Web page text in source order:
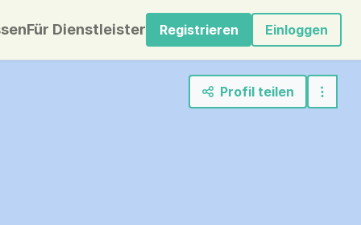
Für Dienstleister Registrieren Einloggen
Profil teilen